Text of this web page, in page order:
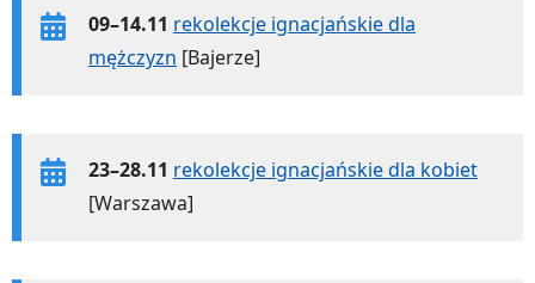
09–14.11 rekolekcje ignacjańskie dla
mężczyzn [Bajerze]
23–28.11 rekolekcje ignacjańskie dla kobiet
[Warszawa]